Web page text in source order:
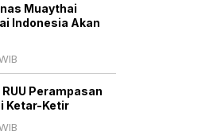
Muaythai
Indonesia Akan
Perampasan
Ketar-Ketir